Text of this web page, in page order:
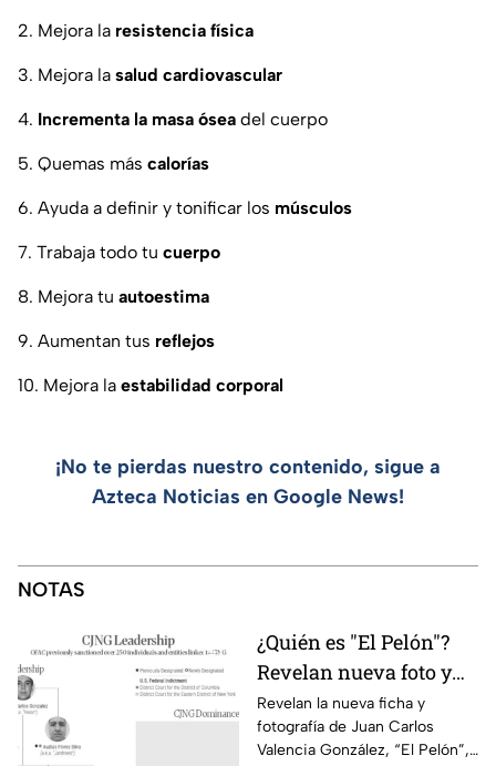
2. Mejora la resistencia física
3. Mejora la salud cardiovascular
4. Incrementa la masa ósea del cuerpo
5. Quemas más calorías
6. Ayuda a definir y tonificar los músculos
7. Trabaja todo tu cuerpo
8. Mejora tu autoestima
9. Aumentan tus reflejos
10. Mejora la estabilidad corporal
¡No te pierdas nuestro contenido, sigue a
Azteca Noticias en Google News!
NOTAS
¿Quién es "El Pelón"?
Revelan nueva foto y
ficha por líder del CJNG
Revelan la nueva ficha y
fotografía de Juan Carlos
Valencia González, “El Pelón”,